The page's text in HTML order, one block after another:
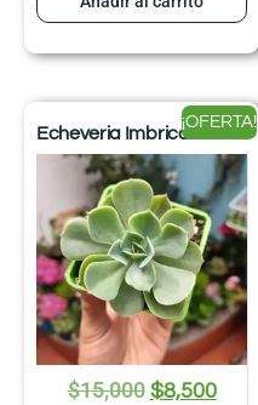
Echeveria Imbricata
¡OFERTA!
$15,000 $8,500